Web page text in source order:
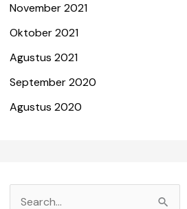
November 2021
Oktober 2021
Agustus 2021
September 2020
Agustus 2020